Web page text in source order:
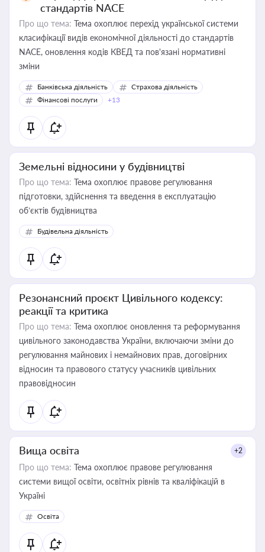
стандартів NACE
Про що тема: Тема охоплює перехід української системи
класифікації видів економічної діяльності до стандартів
NACE, оновлення кодів КВЕД та пов'язані нормативні
зміни
Банківська діяльність
Страхова діяльність
Фінансові послуги
+13
Земельні відносини у будівництві
Про що тема: Тема охоплює правове регулювання
підготовки, здійснення та введення в експлуатацію
об’єктів будівництва
Будівельна діяльність
Резонансний проєкт Цивільного кодексу:
реакції та критика
Про що тема: Тема охоплює оновлення та реформування
цивільного законодавства України, включаючи зміни до
регулювання майнових і немайнових прав, договірних
відносин та правового статусу учасників цивільних
правовідносин
Вища освіта +2
Про що тема: Тема охоплює правове регулювання
системи вищої освіти, освітніх рівнів та кваліфікацій в
Україні
Освіта